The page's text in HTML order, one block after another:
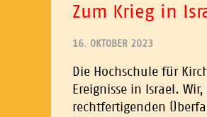
Zum Krieg in
16. OKTOBER 2023
Die Hochschule für
Ereignisse in Israel.
rechtfertigenden